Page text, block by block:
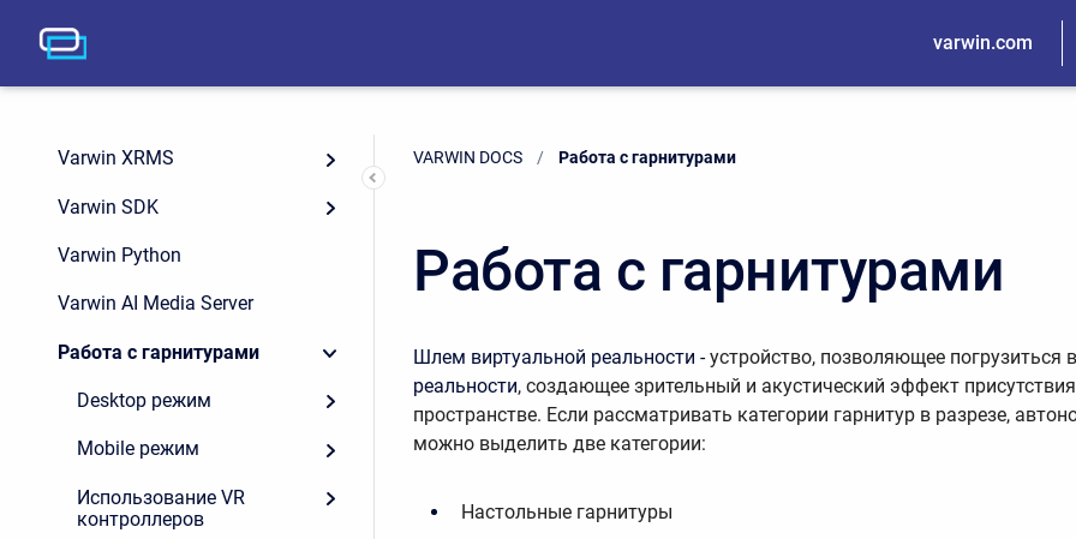
varwin.com
Varwin XRMS
Varwin SDK
Varwin Python
Varwin AI Media Server
Работа с гарнитурами
Desktop режим
Mobile режим
Использование VR
контроллеров
VARWIN DOCS Current:
Работа с гарнитурами
Работа с гарнитурами
Шлем виртуальной реальности -устройство, позволяющее погрузиться
реальности, создающее зрительный и акустический эффект
пространстве. Если рассматривать категории гарнитур в разрезе,
можно выделить две категории:
Настольные гарнитуры